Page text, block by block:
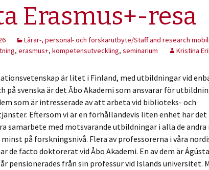
Erasmus+-resa
Lärar-, personal- och forskarutbyte/Staff and research
, erasmus+, kompetensutveckling, seminarium Kristina
är litet i Finland, med utbildningar vid
på svenska är det Åbo Akademi som ansvarar för
som är intresserade av att arbeta vid biblioteks- och
Eftersom vi är en förhållandevis liten enhet har det
samarbete med motsvarande utbildningar i alla de andra
på forskningsnivå. Flera av professorerna i våra
de facto doktorerat vid Åbo Akademi. En av dem är
pensionerades från sin professur vid Islands universitet.